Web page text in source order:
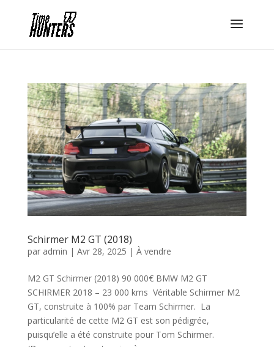
Schirmer M2 GT (2018)
par admin | Avr 28, 2025 | À vendre
M2 GT Schirmer (2018) 90 000€ BMW M2 GT
SCHIRMER 2018 – 23 000 kms Véritable Schirmer M2
GT, construite à 100% par Team Schirmer. La
particularité de cette M2 GT est son pédigrée,
puisqu’elle a été construite pour Tom Schirmer.